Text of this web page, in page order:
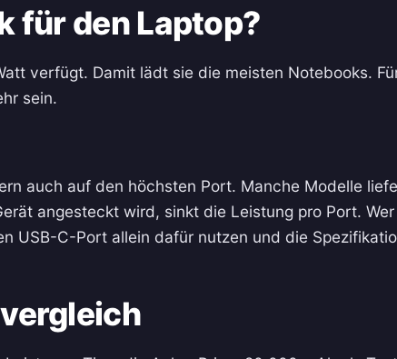
für den Laptop?
verfügt. Damit lädt sie die meisten Notebooks.
sein.
auch auf den höchsten Port. Manche Modelle
angesteckt wird, sinkt die Leistung pro Port.
USB-C-Port allein dafür nutzen und die